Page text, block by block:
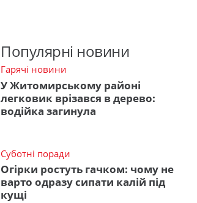
Популярні новини
Гарячі новини
У Житомирському районі
легковик врізався в дерево:
водійка загинула
Суботні поради
Огірки ростуть гачком: чому не
варто одразу сипати калій під
кущі